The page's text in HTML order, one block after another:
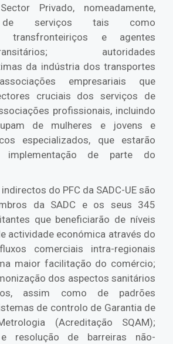
Privado, nomeadamente,
de serviços tais como
transfronteiriços e agentes
transitários; autoridades
da indústria dos transportes
empresariais que
cruciais dos serviços de
profissionais, incluindo
de mulheres e jovens e
especializados, que estarão
implementação de parte do
do PFC da SADC-UE são
da SADC e os seus 345
que beneficiarão de níveis
actividade económica através do
comerciais intra-regionais
maior facilitação do comércio;
dos aspectos sanitários
assim como de padrões
de controlo de Garantia de
(Acreditação SQAM);
e resolução de barreiras não-